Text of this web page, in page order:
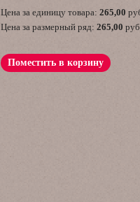
Цена за единицу товара:265,00
Цена за размерный ряд:265,00
Поместить в корзину